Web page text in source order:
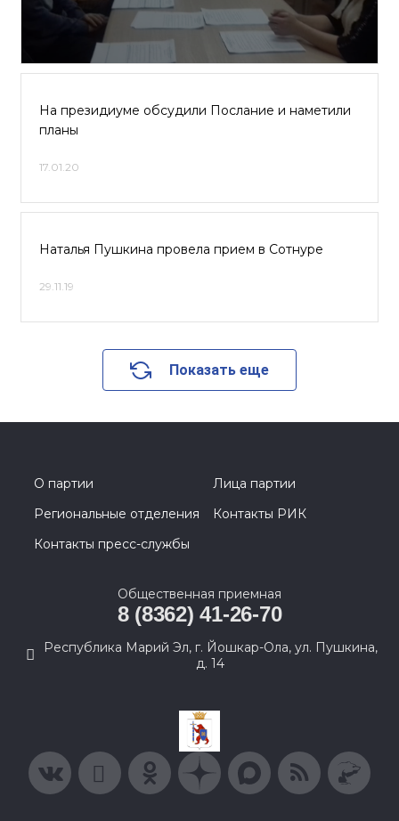
На президиуме обсудили Послание и наметили
планы
17.01.20
Наталья Пушкина провела прием в Сотнуре
29.11.19
Показать еще
О партии
Лица партии
Региональные отделения
Контакты РИК
Контакты пресс-службы
Общественная приемная
8 (8362) 41-26-70
Республика Марий Эл, г. Йошкар-Ола, ул. Пушкина,
д. 14